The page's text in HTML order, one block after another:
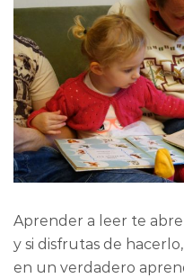
Aprender a leer te
y si disfrutas de
en un verdadero